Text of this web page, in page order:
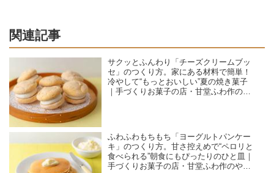
関連記事
サクッとふんわり「チーズクリームブッ
セ」のつくり方。家にある材料で簡単！
冷やして“もっとおいしい”夏の焼き菓子
｜手づくりお菓子の店・甘堂ふわ作のや
ふわふわもちもち「ヨーグルトパンケー
キ」のつくり方。甘さ控えめで“ペロリと
食べられる”朝食にもぴったりのひと皿｜
手づくりお菓子の店・甘堂ふわ作のやさ